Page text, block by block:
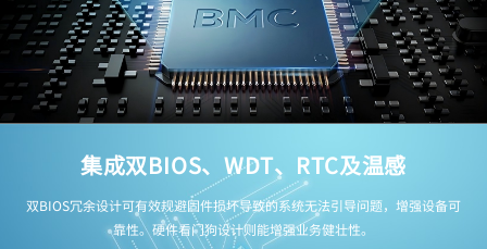
集成双BIOS、WDT、RTC及温感
双BIOS冗余设计可有效规避固件损坏导致的系统无法引导问题，增强设备可
靠性。硬件看门狗设计则能增强业务健壮性。